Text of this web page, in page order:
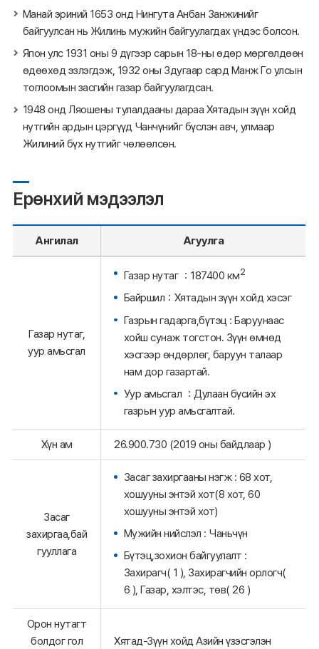
Манай эриний 1653 онд Нингута Анбан Занжинийг
байгуулсан нь Жилинь мужийн байгуулагдах үндэс болсон.
Япон улс 1931 оны 9 дүгээр сарын 18-ны өдөр мөргөлдөөн
өдөөхөд эзлэгдэж, 1932 оны 3дугаар сард Манж Го улсын
тоглоомын засгийн газар байгуулагдсан.
1948 онд Ляошены тулалдааны дараа Хятадын зүүн хойд
нутгийн ардын цэргүүд Чанчүнийг бүслэн авч, улмаар
Жилиний бүх нутгийг чөлөөлсөн.
Ерөнхий мэдээлэл
Ангилал Агуулга
Газар нутаг,
уур амьсгал
Газар нутаг ：187400 км2
Байршил：Хятадын зүүн хойд хэсэг
Газрын гадарга,бүтэц : Баруунаас
хойш сунаж тогстон. Зүүн өмнөд
хэсгээр өндөрлөг, баруун талаар
нам дор газартай.
Уур амьсгал ：Дулаан бүсийн эх
газрын уур амьсгалтай.
Хүн ам 26.900.730 (2019 оны байдлаар )
Засаг
захиргаа,бай
гууллага
Засаг захиргааны нэгж : 68 хот,
хошууны энтэй хот(8 хот, 60
хошууны энтэй хот)
Мужийн нийслэл : Чаньчүн
Бүтэц,зохион байгуулалт :
Захирагч( 1 ), Захирагчийн орлогч(
6 ), Газар, хэлтэс, төв( 26 )
Орон нутагт
болдог гол
Хятад-Зүүн хойд Азийн үзэсгэлэн